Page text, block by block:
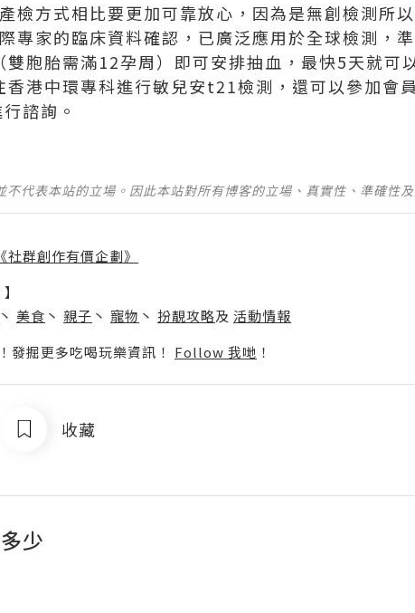
檢方式相比要更加可靠放心，因為是無創檢測所
專家的臨床資料確認，已廣泛應用於全球檢測，
胞胎需滿12孕周）即可安排抽血，最快5天就可
港中環專科進行敏兒安t21檢測，還可以參加會
諮詢。
不代表本站的立場。因此本站對所有博客的立場、真實性、準確性
社群創作有價企劃》
丶 美食 丶 親子 丶 寵物 丶 扮靚攻略及 活動情報
掘更多吃喝玩樂資訊！ Follow 我哋 ！
收藏
少